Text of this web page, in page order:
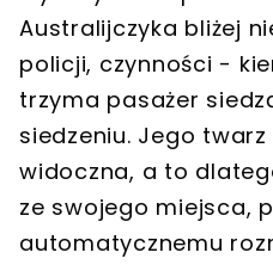
Australijczyka bliżej
policji, czynności -
trzyma pasażer
siedzeniu. Jego
widoczna, a to
ze swojego miejsca,
automatycznemu